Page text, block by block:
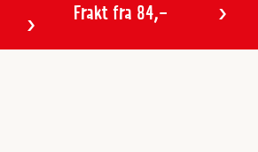
Frakt fra 84,-